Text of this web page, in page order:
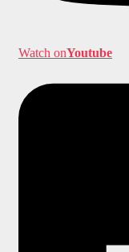
Watch onYoutube